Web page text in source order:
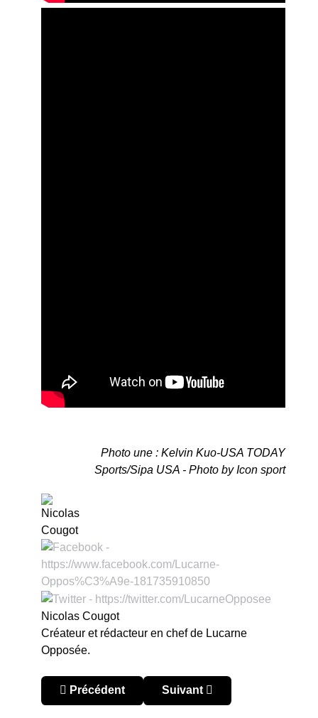
Photo une : Kelvin Kuo-USA TODAY
Sports/Sipa USA - Photo by Icon sport
Nicolas Cougot
Créateur et rédacteur en chef de Lucarne
Opposée.
Article précédent : Leagues Cup 2023 : finale
Précédent Article suivant : Leagues
Suivant